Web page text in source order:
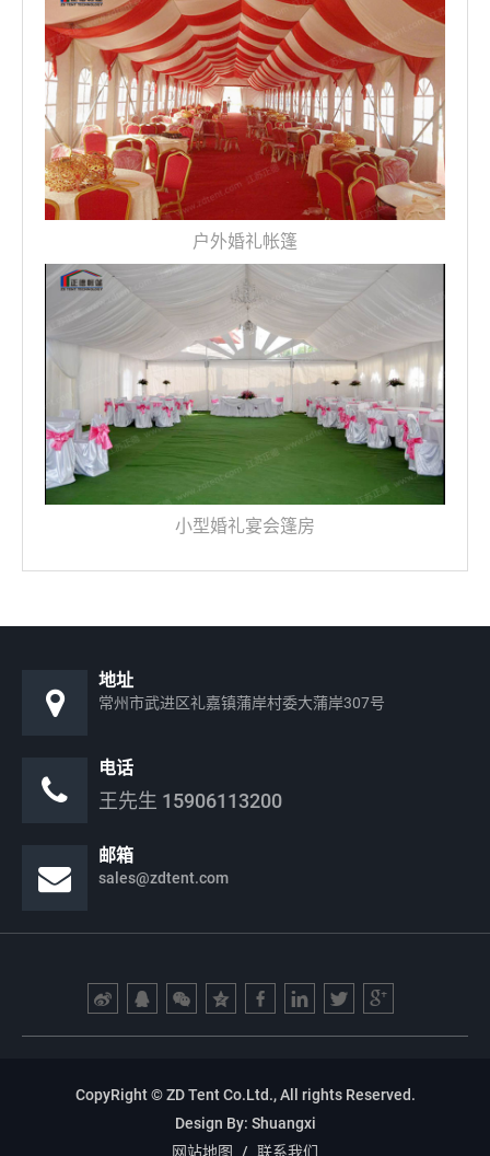
户外婚礼帐篷
小型婚礼宴会篷房
地址
常州市武进区礼嘉镇蒲岸村委大蒲岸307号
电话
王先生 15906113200
邮箱
sales@zdtent.com
CopyRight © ZD Tent Co.Ltd., All rights Reserved.
Design By: Shuangxi
网站地图
/ 联系我们